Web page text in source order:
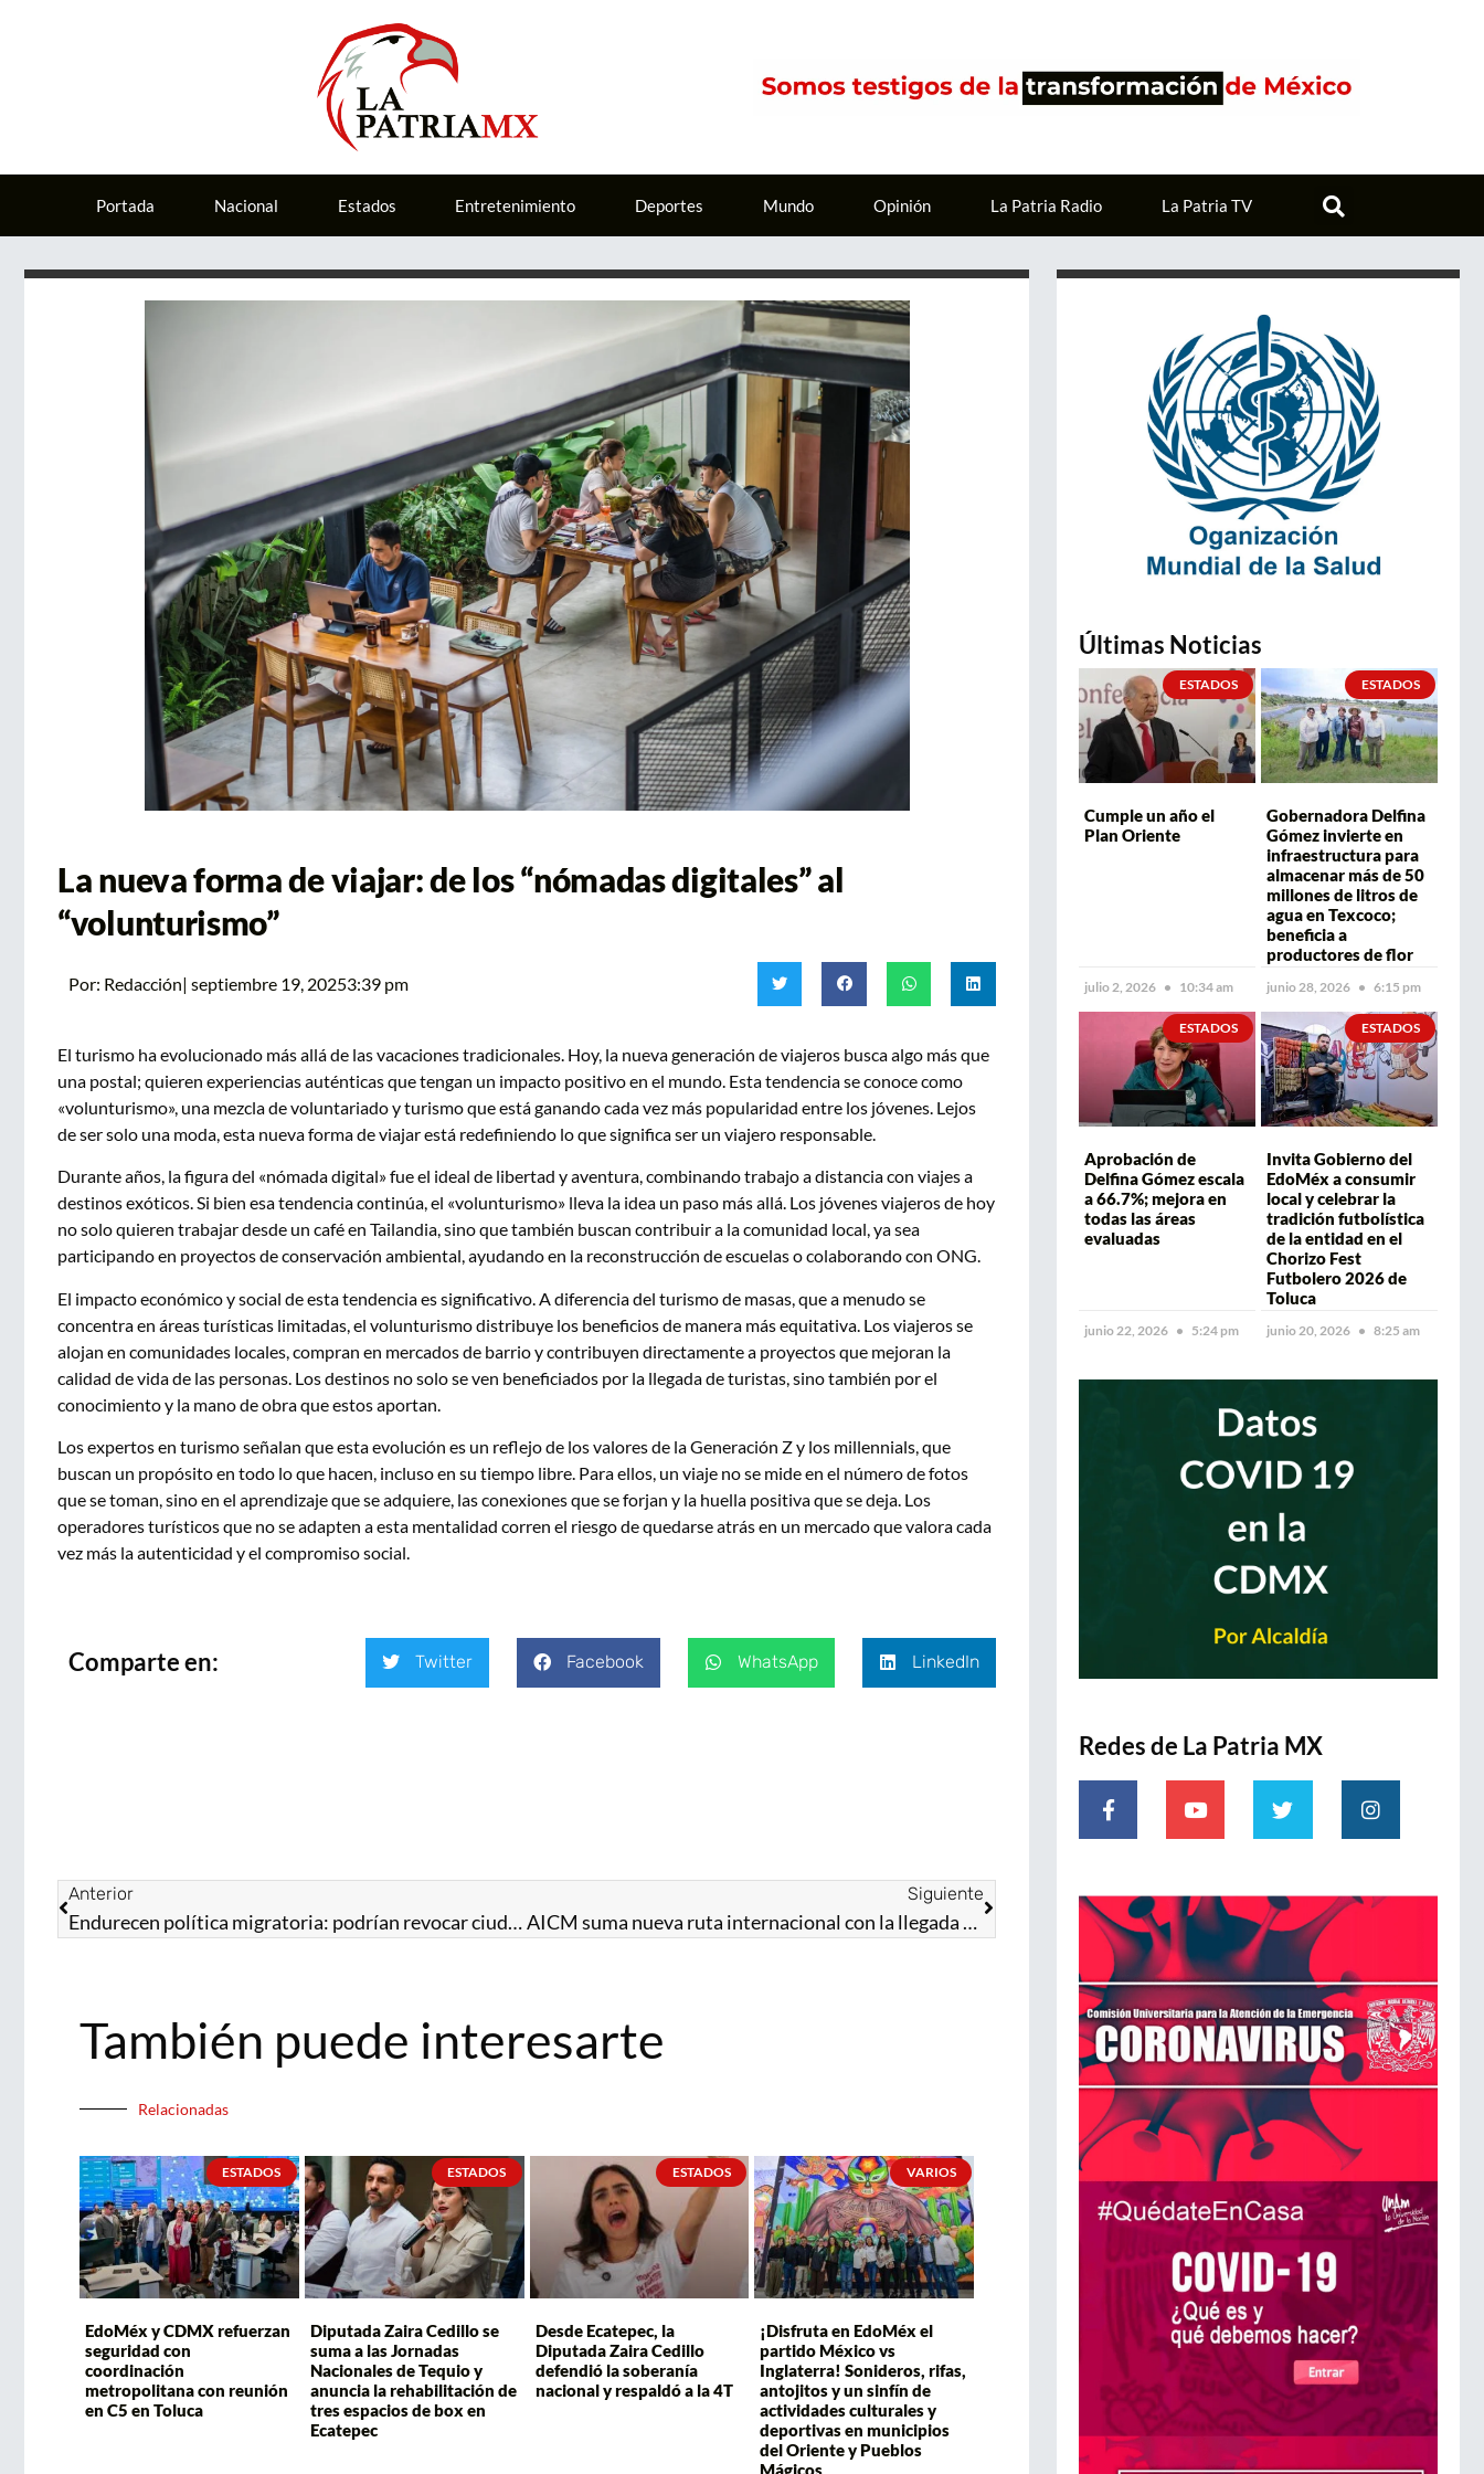
Portada Nacional Estados Entretenimiento Deportes Mundo Opinión La Patria Radio La Patria TV
La nueva forma de viajar: de los “nómadas digitales” al
“volunturismo”
Por: Redacción| septiembre 19, 20253:39 pm
El turismo ha evolucionado más allá de las vacaciones tradicionales. Hoy, la nueva generación de viajeros busca algo más que
una postal; quieren experiencias auténticas que tengan un impacto positivo en el mundo. Esta tendencia se conoce como
«volunturismo», una mezcla de voluntariado y turismo que está ganando cada vez más popularidad entre los jóvenes. Lejos
de ser solo una moda, esta nueva forma de viajar está redefiniendo lo que significa ser un viajero responsable.
Durante años, la figura del «nómada digital» fue el ideal de libertad y aventura, combinando trabajo a distancia con viajes a
destinos exóticos. Si bien esa tendencia continúa, el «volunturismo» lleva la idea un paso más allá. Los jóvenes viajeros de hoy
no solo quieren trabajar desde un café en Tailandia, sino que también buscan contribuir a la comunidad local, ya sea
participando en proyectos de conservación ambiental, ayudando en la reconstrucción de escuelas o colaborando con ONG.
El impacto económico y social de esta tendencia es significativo. A diferencia del turismo de masas, que a menudo se
concentra en áreas turísticas limitadas, el volunturismo distribuye los beneficios de manera más equitativa. Los viajeros se
alojan en comunidades locales, compran en mercados de barrio y contribuyen directamente a proyectos que mejoran la
calidad de vida de las personas. Los destinos no solo se ven beneficiados por la llegada de turistas, sino también por el
conocimiento y la mano de obra que estos aportan.
Los expertos en turismo señalan que esta evolución es un reflejo de los valores de la Generación Z y los millennials, que
buscan un propósito en todo lo que hacen, incluso en su tiempo libre. Para ellos, un viaje no se mide en el número de fotos
que se toman, sino en el aprendizaje que se adquiere, las conexiones que se forjan y la huella positiva que se deja. Los
operadores turísticos que no se adapten a esta mentalidad corren el riesgo de quedarse atrás en un mercado que valora cada
vez más la autenticidad y el compromiso social.
Comparte en: Twitter Facebook WhatsApp LinkedIn
Anterior
Endurecen política migratoria: podrían revocar ciudadanía estadounidense
Siguiente
AICM suma nueva ruta internacional con la llegada de Flair Airlines desde Vancouver
También puede interesarte
Relacionadas
ESTADOS
EdoMéx y CDMX refuerzan
seguridad con
coordinación
metropolitana con reunión
en C5 en Toluca
ESTADOS
Diputada Zaira Cedillo se
suma a las Jornadas
Nacionales de Tequio y
anuncia la rehabilitación de
tres espacios de box en
Ecatepec
ESTADOS
Desde Ecatepec, la
Diputada Zaira Cedillo
defendió la soberanía
nacional y respaldó a la 4T
VARIOS
¡Disfruta en EdoMéx el
partido México vs
Inglaterra! Sonideros, rifas,
antojitos y un sinfín de
actividades culturales y
deportivas en municipios
del Oriente y Pueblos
Mágicos
Últimas Noticias
ESTADOS
Cumple un año el
Plan Oriente
julio 2, 2026 10:34 am
ESTADOS
Gobernadora Delfina
Gómez invierte en
infraestructura para
almacenar más de 50
millones de litros de
agua en Texcoco;
beneficia a
productores de flor
junio 28, 2026 6:15 pm
ESTADOS
Aprobación de
Delfina Gómez escala
a 66.7%; mejora en
todas las áreas
evaluadas
junio 22, 2026 5:24 pm
ESTADOS
Invita Gobierno del
EdoMéx a consumir
local y celebrar la
tradición futbolística
de la entidad en el
Chorizo Fest
Futbolero 2026 de
Toluca
junio 20, 2026 8:25 am
Redes de La Patria MX